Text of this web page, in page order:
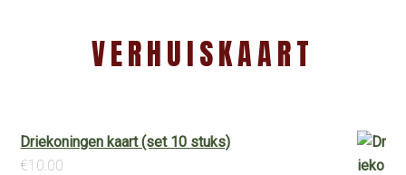
VERHUISKAART
Driekoningen kaart (set 10 stuks)
€10.00